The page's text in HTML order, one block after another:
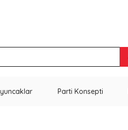
Parti Konsepti